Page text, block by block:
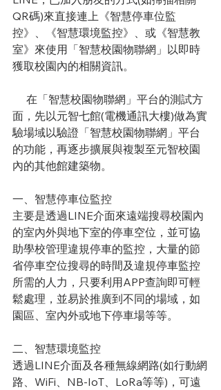
QR碼)來直接連上《智慧停車位監
控》、《智慧環境監控》、或《智慧教
室》來使用「智慧校園物聯網」以即時
獲取校園內的相關資訊。
面，先以元智七館(電機通訊大樓)做為實
驗場域以驗證「智慧校園物聯網」平台
的功能，再逐步擴展與複製至元智校園
內的其他館建築物。
一、智慧停車位監控
主要是透過LINE介面來遠端搜尋校園內
的室內外與地下室的停車空位，並可協
助學校管理違規停車的監控，大量的節
省停車空位搜尋的時間及違規停車監控
所需的人力，只要利用APP查詢即可輕
鬆處理，並易於推廣到不同的場域，如
園區、室內外或地下停車場等等。
二、智慧環境監控
透過LINE介面及各種無線網路(如行動網
路、WiFi、NB-IoT、LoRa等等)，可遠